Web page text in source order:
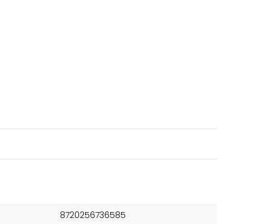
8720256736585